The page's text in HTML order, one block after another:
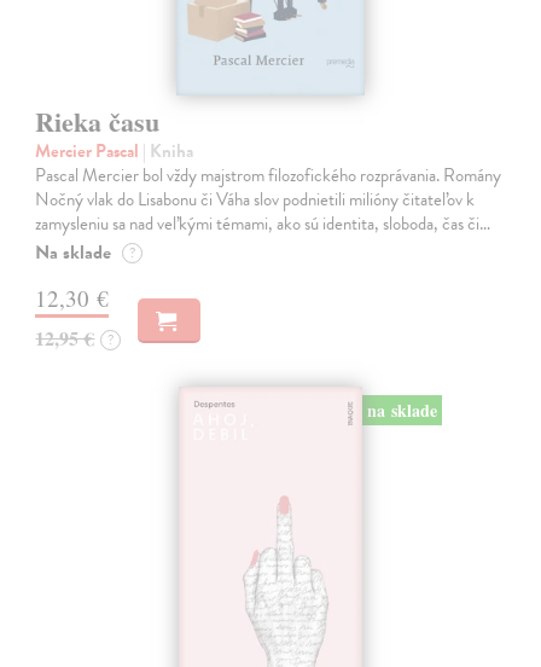
Rieka času
Mercier Pascal | Kniha
Pascal Mercier bol vždy majstrom filozofického rozprávania. Romány
Nočný vlak do Lisabonu či Váha slov podnietili milióny čitateľov k
zamysleniu sa nad veľkými témami, ako sú identita, sloboda, čas či…
Na sklade ?
12,30 €
12,95 € ?
na sklade